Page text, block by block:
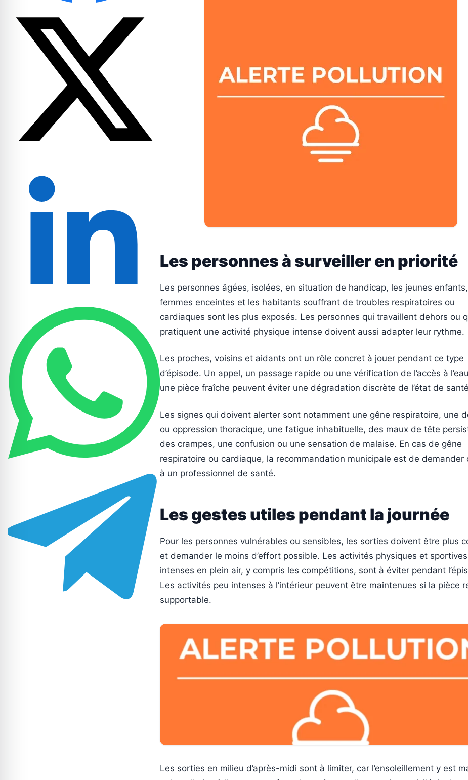
Les personnes à surveiller en priorité
Les personnes âgées, isolées, en situation de handicap, les jeunes
femmes enceintes et les habitants souffrant de troubles respiratoires ou
cardiaques sont les plus exposés. Les personnes qui travaillent dehors ou
pratiquent une activité physique intense doivent aussi adapter leur rythme.
Les proches, voisins et aidants ont un rôle concret à jouer pendant ce type
d’épisode. Un appel, un passage rapide ou une vérification de l’accès à
une pièce fraîche peuvent éviter une dégradation discrète de l’état de
Les signes qui doivent alerter sont notamment une gêne respiratoire, une
ou oppression thoracique, une fatigue inhabituelle, des maux de tête
des crampes, une confusion ou une sensation de malaise. En cas de gêne
respiratoire ou cardiaque, la recommandation municipale est de demander
à un professionnel de santé.
Les gestes utiles pendant la journée
Pour les personnes vulnérables ou sensibles, les sorties doivent être plus
et demander le moins d’effort possible. Les activités physiques et sportives
intenses en plein air, y compris les compétitions, sont à éviter pendant
Les activités peu intenses à l’intérieur peuvent être maintenues si la pièce
supportable.
Les sorties en milieu d’après-midi sont à limiter, car l’ensoleillement y est